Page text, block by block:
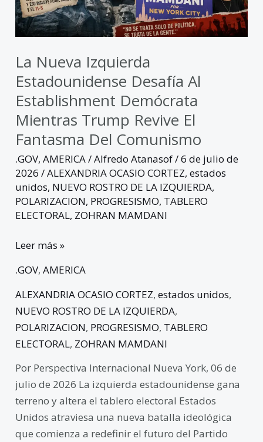
La Nueva Izquierda
Estadounidense Desafía Al
Establishment Demócrata
Mientras Trump Revive El
Fantasma Del Comunismo
.GOV,AMERICA/Alfredo Atanasof/6 de julio de
2026/ALEXANDRIA OCASIO CORTEZ,estados
unidos, NUEVO ROSTRO DE LA IZQUIERDA,
POLARIZACION, PROGRESISMO, TABLERO
ELECTORAL, ZOHRAN MAMDANI
demócrata
mientras
Trump
revive
el
fantasma
del
comunismo
Leer más »
.GOV,AMERICA
ALEXANDRIA OCASIO CORTEZ,estados unidos,
NUEVO ROSTRO DE LA IZQUIERDA,
POLARIZACION, PROGRESISMO, TABLERO
ELECTORAL, ZOHRAN MAMDANI
Por Perspectiva Internacional Nueva York, 06 de
julio de 2026 La izquierda estadounidense gana
terreno y altera el tablero electoral Estados
Unidos atraviesa una nueva batalla ideológica
que comienza a redefinir el futuro del Partido